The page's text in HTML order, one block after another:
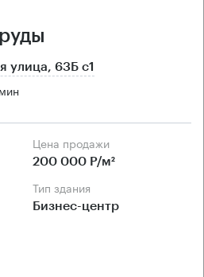
улица, 63Б с1
Цена продажи
200 000 Р/м²
Тип здания
Бизнес-центр